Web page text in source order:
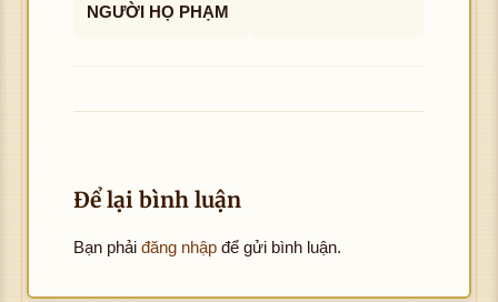
NGƯỜI HỌ PHẠM
Để lại bình luận
Bạn phải đăng nhập để gửi bình luận.